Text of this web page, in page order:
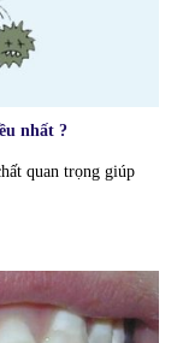
nhất ?
quan trọng giúp